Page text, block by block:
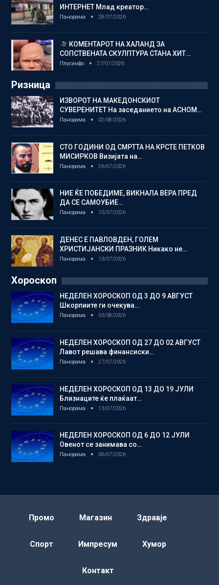
ИНТЕРНЕТ Млад креатор…
Панорама 28/07/2026
КОМЕНТАРОТ НА ХАЛАНД ЗА
СОПСТВЕНАТА СКУЛПТУРА СТАНА ХИТ…
Плусинфо 27/07/2026
Ризница
ИЗВОРОТ НА МАКЕДОНСКИОТ
СУВЕРЕНИТЕТ На заседанието на АСНОМ…
Панорама 02/08/2026
СТО ГОДИНИ ОД СМРТТА НА КРСТЕ ПЕТКОВ
МИСИРКОВ Визијата на…
Панорама 26/07/2026
НИЕ ЌЕ ПОБЕДИМЕ, ВИКНАЛА ВЕРА ПРЕД
ДА СЕ САМОУБИЕ…
Панорама 15/07/2026
ДЕНЕС Е ПАВЛОВДЕН, ГОЛЕМ
ХРИСТИЈАНСКИ ПРАЗНИК Никако не…
Панорама 13/07/2026
Хороскоп
НЕДЕЛЕН ХОРОСКОП ОД 3 ДО 9 АВГУСТ
Шкорпиите ги очекува…
Панорама 03/08/2026
НЕДЕЛЕН ХОРОСКОП ОД 27 ДО 02 АВГУСТ
Лавот решава финансиски…
Панорама 27/07/2026
НЕДЕЛЕН ХОРОСКОП ОД 13 ДО 19 ЈУЛИ
Близнаците ќе плаќаат…
Панорама 13/07/2026
НЕДЕЛЕН ХОРОСКОП ОД 6 ДО 12 ЈУЛИ
Овенот се занимава со…
Панорама 06/07/2026
Промо Магазин Здравје
Спорт Импресум Хумор
Контакт